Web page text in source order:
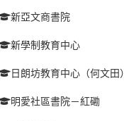
新亞文商書院
新學制教育中心
日朗坊教育中心（何文田）
明愛社區書院－紅磡